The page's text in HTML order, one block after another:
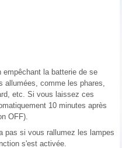
empêchant la batterie de se
comme les phares,
etc. Si vous laissez ces
10 minutes après
OFF).
pas si vous rallumez les lampes
s'est activée.